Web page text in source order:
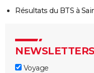
Résultats du BTS à
NEWSLETTERS
Voyage